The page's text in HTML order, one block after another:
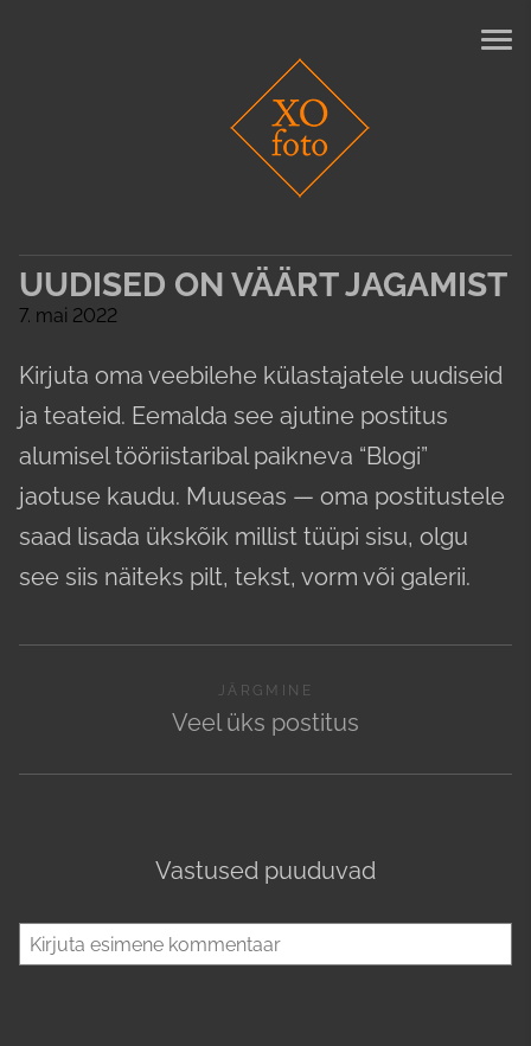
UUDISED ON VÄÄRT JAGAMIST
7. mai 2022
Kirjuta oma veebilehe külastajatele uudiseid
ja teateid. Eemalda see ajutine postitus
alumisel tööriistaribal paikneva “Blogi”
jaotuse kaudu. Muuseas — oma postitustele
saad lisada ükskõik millist tüüpi sisu, olgu
see siis näiteks pilt, tekst, vorm või galerii.
JÄRGMINE
Veel üks postitus
Vastused puuduvad